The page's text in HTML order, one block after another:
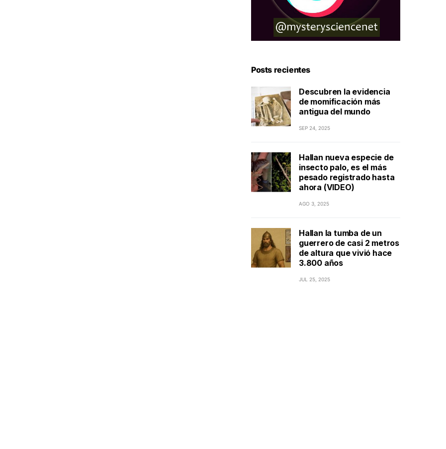
Posts recientes
Descubren la evidencia
de momificación más
antigua del mundo
SEP 24, 2025
Hallan nueva especie de
insecto palo, es el más
pesado registrado hasta
ahora (VIDEO)
AGO 3, 2025
Hallan la tumba de un
guerrero de casi 2 metros
de altura que vivió hace
3.800 años
JUL 25, 2025